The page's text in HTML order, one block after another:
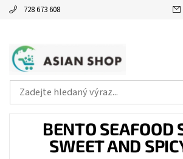
728 673 608
BENTO SEAFOOD
SWEET AND